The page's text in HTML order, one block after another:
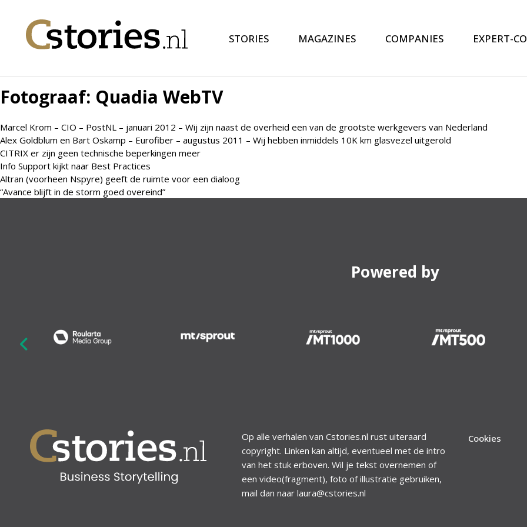
STORIES MAGAZINES COMPANIES EXPERT-
Fotograaf: Quadia WebTV
Marcel Krom – CIO – PostNL – januari 2012 – Wij zijn naast de overheid een van de grootste werkgevers van Nederland
Alex Goldblum en Bart Oskamp – Eurofiber – augustus 2011 – Wij hebben inmiddels 10K km glasvezel uitgerold
CITRIX er zijn geen technische beperkingen meer
Info Support kijkt naar Best Practices
Altran (voorheen Nspyre) geeft de ruimte voor een dialoog
“Avance blijft in de storm goed overeind”
Powered by
Op alle verhalen van Cstories.nl rust uiteraard
copyright. Linken kan altijd, eventueel met de intro
van het stuk erboven. Wil je tekst overnemen of
een video(fragment), foto of illustratie gebruiken,
mail dan naar laura@cstories.nl
Cookies